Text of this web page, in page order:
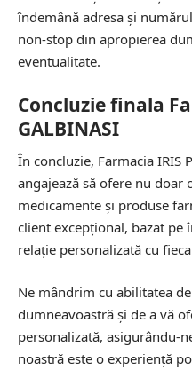
îndemână adresa și
non-stop din apropierea
eventualitate.
Concluzie finala
GALBINASI
În concluzie, Farmacia IRIS
angajează să ofere nu doar
medicamente și produse
client excepțional, bazat pe
relație personalizată cu
Ne mândrim cu abilitatea
dumneavoastră și de a vă
personalizată, asigurându-
noastră este o experiență